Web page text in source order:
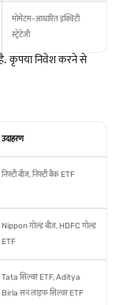
मोमेंटम-आधारित इक्विटी
स्ट्रेटेजी
है. कृपया निवेश करने से
उदाहरण
निफ्टी बीज़, निफ्टी बैंक ETF
Nippon गोल्ड बीज़, HDFC गोल्ड
ETF
Tata सिल्वर ETF, Aditya
Birla सन लाइफ सिल्वर ETF